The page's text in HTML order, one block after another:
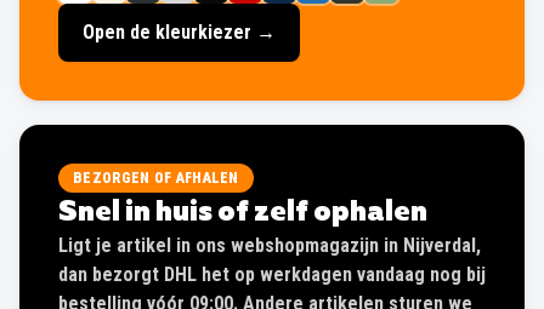
Open de kleurkiezer →
BEZORGEN OF AFHALEN
Snel in huis of zelf ophalen
Ligt je artikel in ons webshopmagazijn in Nijverdal,
dan bezorgt DHL het op werkdagen vandaag nog bij
bestelling vóór 09:00. Andere artikelen sturen we